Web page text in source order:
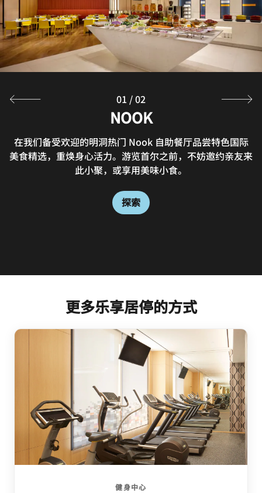
NOOK
在我们备受欢迎的明洞热门 Nook 自助餐厅品尝特色国际
美食精选，重焕身心活力。游览首尔之前，不妨邀约亲友来
此小聚，或享用美味小食。
探索
W XYZ Bar
清爽饮品相伴，尽享惬意社交时光。在我们明洞酒店酒吧翻
阅完整菜单之际，不妨小酌一杯啤酒或黑皮诺葡萄酒。欣赏
当地艺术家的现场驻唱。在W XYZ酒吧，畅饮欢聚不容错
探索
01 /02
更多乐享居停的方式
健身中心